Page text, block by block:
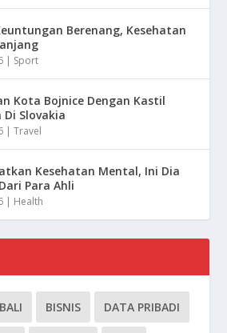
Berenang, Kesehatan
| Sport
Kota Bojnice Dengan Kastil
Slovakia
|Travel
Kesehatan Mental, Ini Dia
Para Ahli
| Health
BALI BISNIS DATA PRIBADI